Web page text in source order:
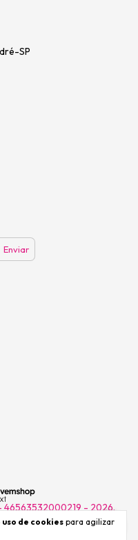
de cookiespara agilizar
SP
46563532000219 - 2026.